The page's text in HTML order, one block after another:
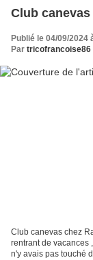
Club canevas
Publié le 04/09/2024
Par tricofrancoise86
Club canevas chez
rentrant de vacances
n'y avais pas touché